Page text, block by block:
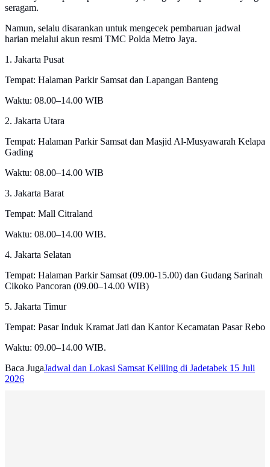
seragam.
Namun, selalu disarankan untuk mengecek pembaruan jadwal
harian melalui akun resmi TMC Polda Metro Jaya.
1. Jakarta Pusat
Tempat: Halaman Parkir Samsat dan Lapangan Banteng
Waktu: 08.00–14.00 WIB
2. Jakarta Utara
Tempat: Halaman Parkir Samsat dan Masjid Al-Musyawarah Kelapa
Gading
Waktu: 08.00–14.00 WIB
3. Jakarta Barat
Tempat: Mall Citraland
Waktu: 08.00–14.00 WIB.
4. Jakarta Selatan
Tempat: Halaman Parkir Samsat (09.00-15.00) dan Gudang Sarinah
Cikoko Pancoran (09.00–14.00 WIB)
5. Jakarta Timur
Tempat: Pasar Induk Kramat Jati dan Kantor Kecamatan Pasar Rebo
Waktu: 09.00–14.00 WIB.
Baca JugaJadwal dan Lokasi Samsat Keliling di Jadetabek 15 Juli
2026